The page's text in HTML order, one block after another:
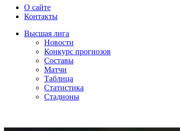
О сайте
Контакты
Высшая лига
Новости
Конкурс прогнозов
Составы
Матчи
Таблица
Статистика
Стадионы